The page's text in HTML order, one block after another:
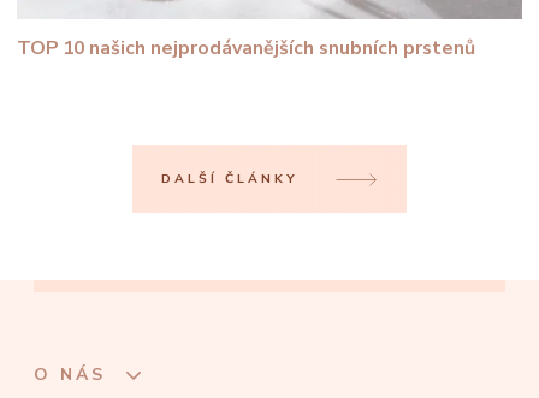
TOP 10 našich nejprodávanějších snubních prstenů
DALŠÍ ČLÁNKY
O NÁS